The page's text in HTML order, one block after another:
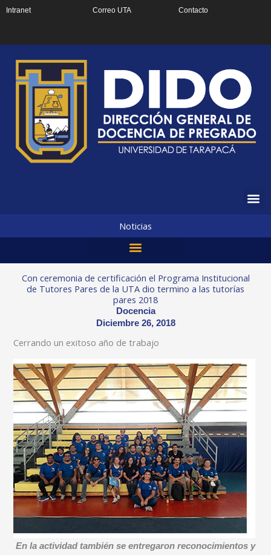
Intranet Correo UTA Contacto
Noticias
Con ceremonia de certificación el Programa Institucional
de Tutores Pares de la UTA dio termino a las tutorías
pares 2018
Docencia
Diciembre 26, 2018
Cerrando un exitoso año de trabajo
En la actividad también se entregaron reconocimientos y